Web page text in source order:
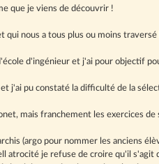
que je viens de découvrir !
qui nous a tous plus ou moins
d'ingénieur et j'ai pour objectif
j'ai pu constaté la difficulté de la
mais franchement les exercices
(argo pour nommer les anciens
atrocité je refuse de croire qu'il